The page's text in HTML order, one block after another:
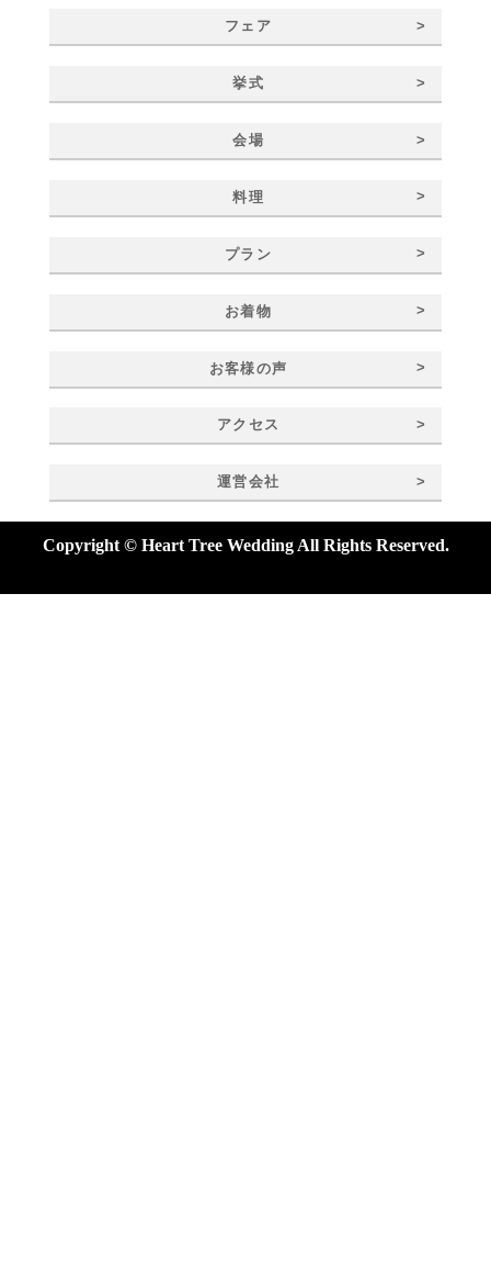
フェア >
挙式 >
会場 >
料理 >
プラン >
お着物 >
お客様の声 >
アクセス >
運営会社 >
Copyright © Heart Tree Wedding All Rights Reserved.